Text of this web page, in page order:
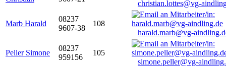
christian.lottes@vg-
Marb Harald
08237
9607-38
108
harald.marb@vg-
Peller Simone
08237
959156
105
simone.peller@vg-